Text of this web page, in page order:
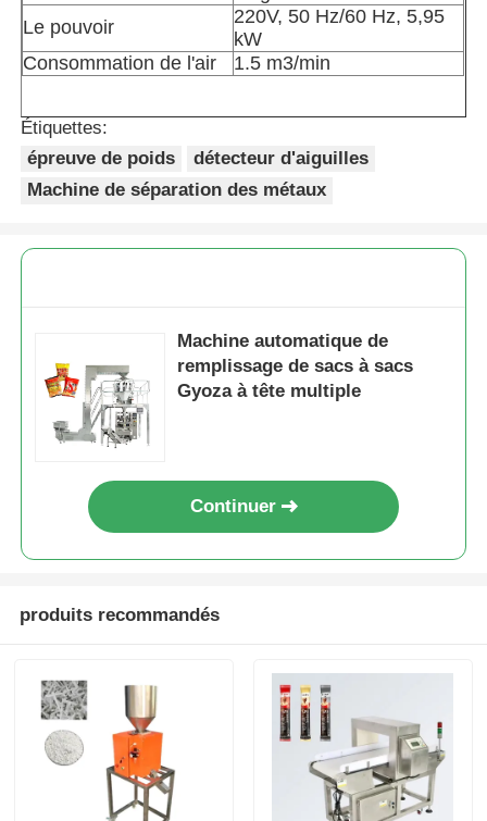
Ligne de production spécialisée
Le pouvoir
220V, 50 Hz/60 Hz, 5,95
kW
Consommation de l'air
1.5 m3/min
Étiquettes:
épreuve de poids
détecteur d'aiguilles
Machine de séparation des métaux
Machine automatique de
remplissage de sacs à sacs
Gyoza à tête multiple
Continuer
produits recommandés